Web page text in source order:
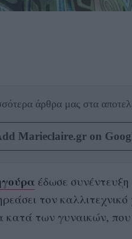
άρθρα μας στα
Marieclaire.gr on
έδωσε συνέντευξη
τον
των γυναικών, που